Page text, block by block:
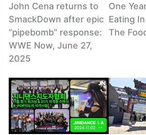
John Cena returns to
SmackDown after epic
“pipebomb” response:
WWE Now, June 27,
2025
One
Eating
The